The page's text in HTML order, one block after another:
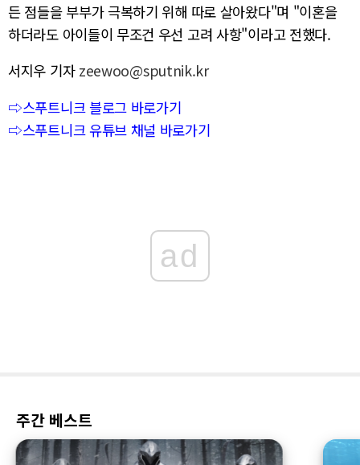
든 점들을 부부가 극복하기 위해 따로 살아왔다"며 "이혼을
하더라도 아이들이 무조건 우선 고려 사항"이라고 전했다.
서지우 기자 zeewoo@sputnik.kr
⇨스푸트니크 블로그 바로가기
⇨스푸트니크 유튜브 채널 바로가기
ad
주간 베스트